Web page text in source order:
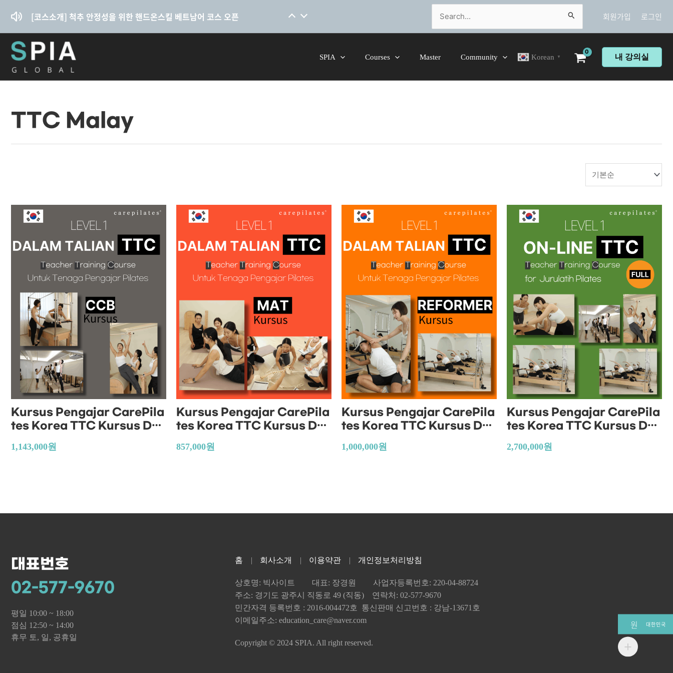
건너뛰기
[코스소개] 척추 안정성을 위한 핸드온스킬 베트남어 코스 오픈
Search
for:
회원가입 로그인
SPIA Courses Master Community Korean ▼ 내 강의실
TTC Malay
Kursus Pengajar CarePila
tes Korea TTC Kursus Dal
am Talian (Kursus CCB)
1,143,000원
Kursus Pengajar CarePila
tes Korea TTC Kursus Dal
am Talian (Kursus Pengaj
ar Mat)
857,000원
Kursus Pengajar CarePila
tes Korea TTC Kursus Dal
am Talian (Kursus Reform
er)
1,000,000원
Kursus Pengajar CarePila
tes Korea TTC Kursus Dal
am Talian (Kursus Pengaj
ar Penuh)
2,700,000원
대표번호
02-577-9670
평일 10:00 ~ 18:00
점심 12:50 ~ 14:00
휴무 토, 일, 공휴일
홈 회사소개 이용약관 개인정보처리방침
상호명: 빅사이트 대표: 장경원
사업자등록번호: 220-04-88724
주소: 경기도 광주시 직동로 49 (직동) 연락처: 02-577-9670
민간자격 등록번호 : 2016-004472호 통신판매 신고번호 : 강남-13671호
이메일주소: education_care@naver.com
Copyright © 2024 SPIA. All right reserved.
원 대한민국